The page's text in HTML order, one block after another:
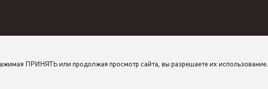
ПРИНЯТЬ или продолжая просмотр сайта, вы разрешаете их использование.